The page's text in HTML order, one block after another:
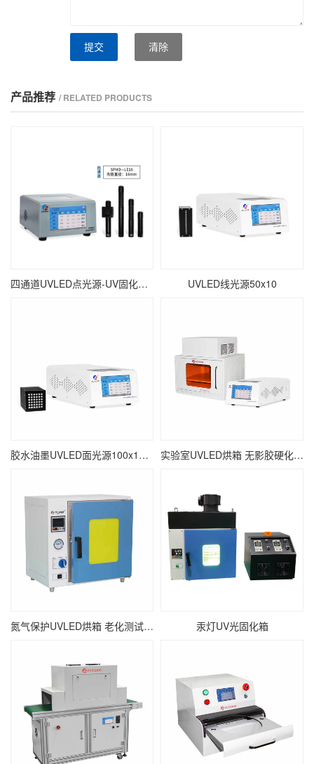
提交 清除
产品推荐 / RELATED PRODUCTS
四通道UVLED点光源-UV固化点照射-∅16mm UVLED线光源50x10
胶水油墨UVLED面光源100x100 瞬间固化面光源UV固化机 实验室UVLED烘箱 无影胶硬化紫外线UV烘干设备
氮气保护UVLED烘箱 老化测试紫外线UV固化箱 汞灯UV光固化箱